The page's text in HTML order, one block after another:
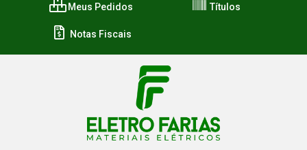
Meus Pedidos Títulos
Notas Fiscais